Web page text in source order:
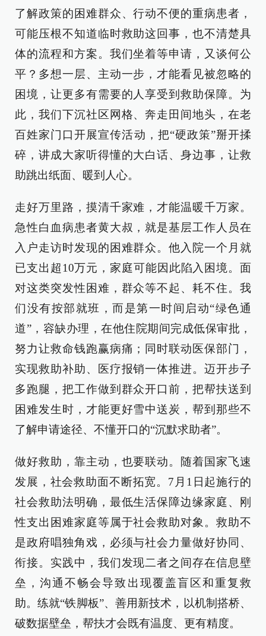
了解政策的困难群众、行动不便的重病患者，
可能压根不知道临时救助这回事，也不清楚具
体的流程和方案。我们坐着等申请，又谈何公
平？多想一层、主动一步，才能看见被忽略的
困境，让更多有需要的人享受到救助保障。为
此，我们下沉社区网格、奔走田间地头，在老
百姓家门口开展宣传活动，把“硬政策”掰开揉
碎，讲成大家听得懂的大白话、身边事，让救
助跳出纸面、暖到人心。
走好万里路，摸清千家难，才能温暖千万家。
急性白血病患者黄大叔，就是基层工作人员在
入户走访时发现的困难群众。他入院一个月就
已支出超10万元，家庭可能因此陷入困境。面
对这类突发性困难，群众等不起、耗不住。我
们没有按部就班，而是第一时间启动“绿色通
道”，容缺办理，在他住院期间完成低保审批，
努力让救命钱跑赢病痛；同时联动医保部门，
实现救助补助、医疗报销一体推进。迈开步子
多跑腿，把工作做到群众开口前，把帮扶送到
困难发生时，才能更好雪中送炭，帮到那些不
了解申请途径、不懂开口的“沉默求助者”。
做好救助，靠主动，也要联动。随着国家飞速
发展，社会救助面不断拓宽。7月1日起施行的
社会救助法明确，最低生活保障边缘家庭、刚
性支出困难家庭等属于社会救助对象。救助不
是政府唱独角戏，必须与社会力量做好协同、
衔接。实践中，我们发现二者之间存在信息壁
垒，沟通不畅会导致出现覆盖盲区和重复救
助。练就“铁脚板”、善用新技术，以机制搭桥、
破数据壁垒，帮扶才会既有温度、更有精度。